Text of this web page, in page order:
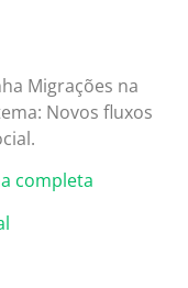
Migrações na
Novos fluxos
completa